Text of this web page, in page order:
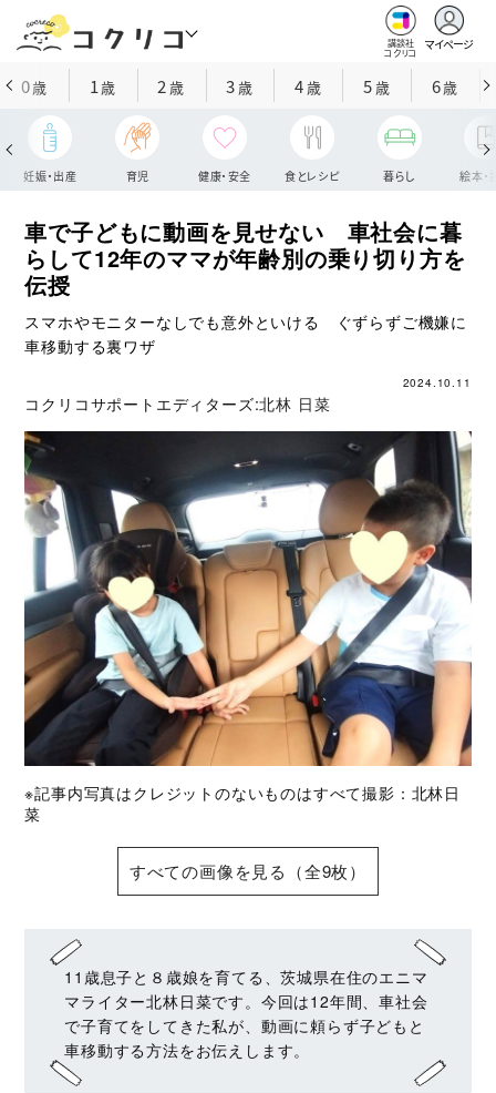
講談社
コクリコ
マイページ
0歳 1歳 2 歳 3歳 4歳 5歳 6歳
妊娠・出産 育児 健康・安全 食とレシピ 暮らし 絵本・
車で子どもに動画を見せない 車社会に暮
らして12年のママが年齢別の乗り切り方を
伝授
スマホやモニターなしでも意外といける ぐずらずご機嫌に
車移動する裏ワザ
2024.10.11
コクリコサポートエディターズ:北林 日菜
※記事内写真はクレジットのないものはすべて撮影：北林日
菜
すべての画像を見る（全9枚）
11歳息子と８歳娘を育てる、茨城県在住のエニマ
マライター北林日菜です。今回は12年間、車社会
で子育てをしてきた私が、動画に頼らず子どもと
車移動する方法をお伝えします。